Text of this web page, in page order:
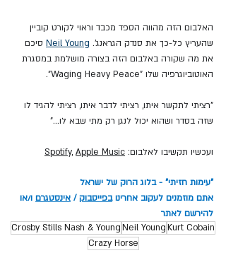
האלבום הזה מהווה הספד מכבד וראוי לקורט קוביין
שהעריץ כל-כך את סנדק הגראנג'. Neil Young סיכם
את מה שקורה באלבום הזה בצורה מושלמת במסגרת
האוטוביוגרפיה שלו "Waging Heavy Peace".
"רציתי לתקשר איתו, רציתי לדבר איתו, רציתי להגיד לו
שזה בסדר ושהוא יכול לנגן רק מתי שבא לו..."
ועכשיו תקשיבו לאלבום: Spotify, Apple Music
"עימות חזיתי" - בלוג הרוק של ישראל
אתם מוזמנים לעקוב אחרינו בפייסבוק / אינסטגרם ו/או
להירשם לאתר
Kurt Cobain
Neil Young
Crosby Stills Nash & Young
Crazy Horse